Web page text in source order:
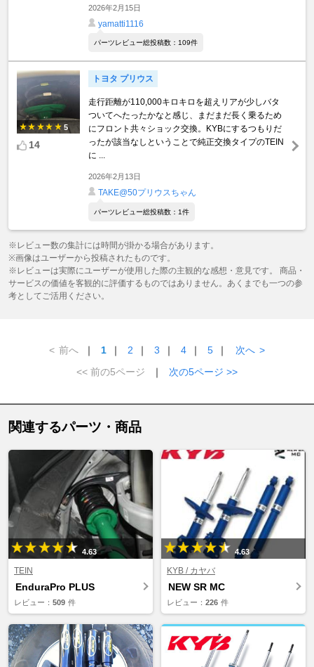
2026年2月15日
yamatti1116
パーツレビュー総投稿数：109件
5
14
トヨタ プリウス
走行距離が110,000キロキロを超えリアが少しバタ
ついてへたったかなと感じ、まだまだ長く乗るため
にフロント共々ショック交換。KYBにするつもりだ
ったが該当なしということで純正交換タイプのTEIN
に ...
2026年2月13日
TAKE@50プリウスちゃん
パーツレビュー総投稿数：1件
※レビュー数の集計には時間が掛かる場合があります。
※画像はユーザーから投稿されたものです。
※レビューは実際にユーザーが使用した際の主観的な感想・意見です。 商品・
サービスの価値を客観的に評価するものではありません。あくまでも一つの参
考としてご活用ください。
< 前へ ｜ 1 ｜ 2 ｜ 3 ｜ 4 ｜ 5 ｜ 次へ >
<< 前の5ページ
｜ 次の5ページ >>
関連するパーツ・商品
4.63
TEIN
EnduraPro PLUS
レビュー： 509 件
4.63
KYB / カヤバ
NEW SR MC
レビュー： 226 件